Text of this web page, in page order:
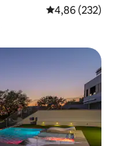
Gemiddelde
4,86 (232)